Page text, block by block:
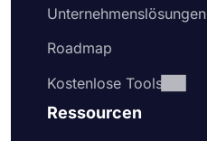
Unternehmenslösungen
Roadmap
Kostenlose Tools
Ressourcen